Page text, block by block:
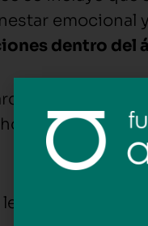
emocional
dentro del
legal se
de dar a
de